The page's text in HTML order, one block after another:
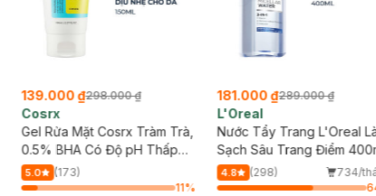
139.000 ₫298.000 ₫
Cosrx
Gel Rửa Mặt Cosrx Tràm Trà,
0.5% BHA Có Độ pH Thấp
150ml
5.0
(173)
11%
181.000 ₫289.000 ₫
L'Oreal
Nước Tẩy Trang L'Oreal
Sạch Sâu Trang Điểm
4.8 (298)
734/